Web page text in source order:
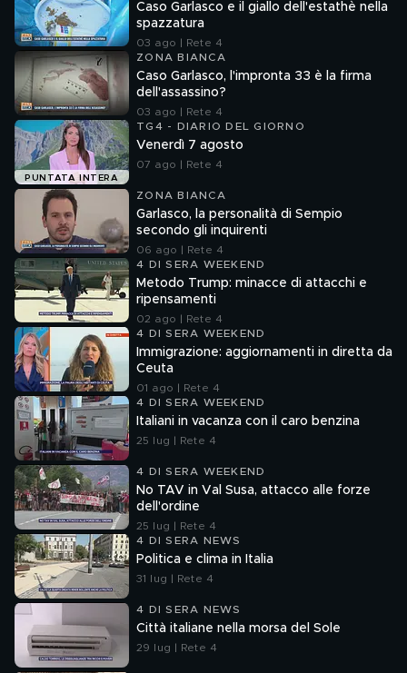
Caso Garlasco e il giallo dell'estathè nella
spazzatura
03 ago | Rete 4
ZONA BIANCA
Caso Garlasco, l'impronta 33 è la firma
dell'assassino?
03 ago | Rete 4
PUNTATA INTERA
TG4 - DIARIO DEL GIORNO
Venerdì 7 agosto
07 ago | Rete 4
ZONA BIANCA
Garlasco, la personalità di Sempio
secondo gli inquirenti
06 ago | Rete 4
4 DI SERA WEEKEND
Metodo Trump: minacce di attacchi e
ripensamenti
02 ago | Rete 4
4 DI SERA WEEKEND
Immigrazione: aggiornamenti in diretta da
Ceuta
01 ago | Rete 4
4 DI SERA WEEKEND
Italiani in vacanza con il caro benzina
25 lug | Rete 4
4 DI SERA WEEKEND
No TAV in Val Susa, attacco alle forze
dell'ordine
25 lug | Rete 4
4 DI SERA NEWS
Politica e clima in Italia
31 lug | Rete 4
4 DI SERA NEWS
Città italiane nella morsa del Sole
29 lug | Rete 4